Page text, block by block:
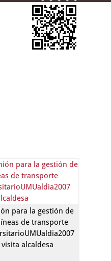
para la gestión de
de transporte
visita alcaldesa